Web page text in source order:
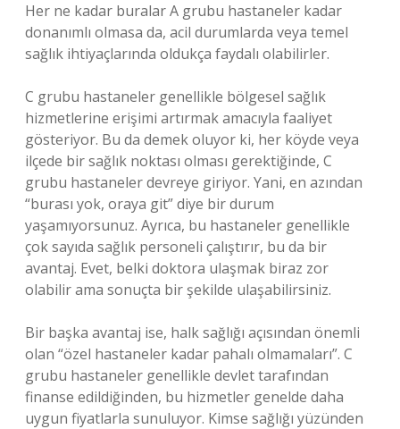
Her ne kadar buralar A grubu hastaneler kadar
donanımlı olmasa da, acil durumlarda veya temel
sağlık ihtiyaçlarında oldukça faydalı olabilirler.
C grubu hastaneler genellikle bölgesel sağlık
hizmetlerine erişimi artırmak amacıyla faaliyet
gösteriyor. Bu da demek oluyor ki, her köyde veya
ilçede bir sağlık noktası olması gerektiğinde, C
grubu hastaneler devreye giriyor. Yani, en azından
“burası yok, oraya git” diye bir durum
yaşamıyorsunuz. Ayrıca, bu hastaneler genellikle
çok sayıda sağlık personeli çalıştırır, bu da bir
avantaj. Evet, belki doktora ulaşmak biraz zor
olabilir ama sonuçta bir şekilde ulaşabilirsiniz.
Bir başka avantaj ise, halk sağlığı açısından önemli
olan “özel hastaneler kadar pahalı olmamaları”. C
grubu hastaneler genellikle devlet tarafından
finanse edildiğinden, bu hizmetler genelde daha
uygun fiyatlarla sunuluyor. Kimse sağlığı yüzünden